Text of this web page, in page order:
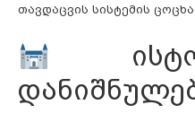
თავდაცვის სისტემის